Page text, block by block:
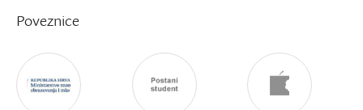
Poveznice